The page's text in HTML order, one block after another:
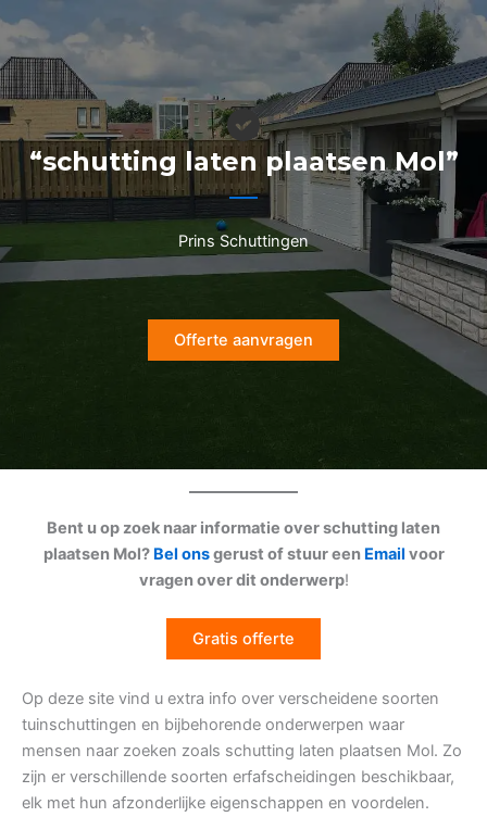
naar
de
inhoud
“schutting laten plaatsen Mol”
Prins Schuttingen
Offerte aanvragen
Bent u op zoek naar informatie over schutting laten
plaatsen Mol? Bel onsgerust of stuur een Email voor
vragen over dit onderwerp!
Gratis offerte
Op deze site vind u extra info over verscheidene soorten
tuinschuttingen en bijbehorende onderwerpen waar
mensen naar zoeken zoals schutting laten plaatsen Mol. Zo
zijn er verschillende soorten erfafscheidingen beschikbaar,
elk met hun afzonderlijke eigenschappen en voordelen.